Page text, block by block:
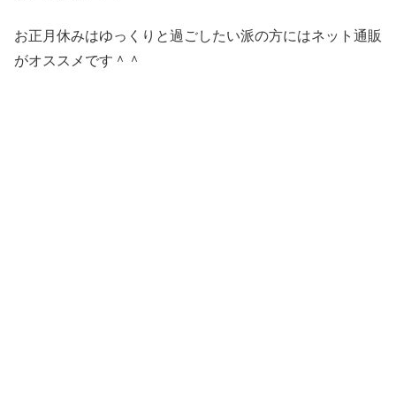
お正月休みはゆっくりと過ごしたい派の方にはネット通販
がオススメです＾＾